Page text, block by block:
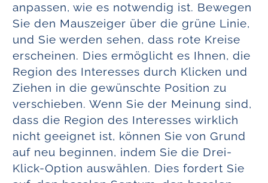
anpassen, wie es notwendig ist. Bewegen
Sie den Mauszeiger über die grüne Linie,
und Sie werden sehen, dass rote Kreise
erscheinen. Dies ermöglicht es Ihnen, die
Region des Interesses durch Klicken und
Ziehen in die gewünschte Position zu
verschieben. Wenn Sie der Meinung sind,
dass die Region des Interesses wirklich
nicht geeignet ist, können Sie von Grund
auf neu beginnen, indem Sie die Drei-
Klick-Option auswählen. Dies fordert Sie